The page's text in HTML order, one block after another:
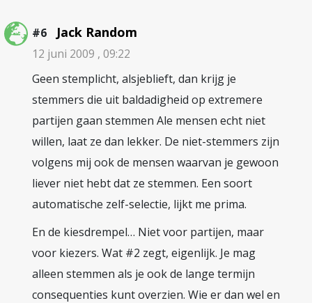
#6 Jack Random
12 juni 2009 , 09:22
Geen stemplicht, alsjeblieft, dan krijg je
stemmers die uit baldadigheid op extremere
partijen gaan stemmen Ale mensen echt niet
willen, laat ze dan lekker. De niet-stemmers zijn
volgens mij ook de mensen waarvan je gewoon
liever niet hebt dat ze stemmen. Een soort
automatische zelf-selectie, lijkt me prima.
En de kiesdrempel… Niet voor partijen, maar
voor kiezers. Wat #2 zegt, eigenlijk. Je mag
alleen stemmen als je ook de lange termijn
consequenties kunt overzien. Wie er dan wel en